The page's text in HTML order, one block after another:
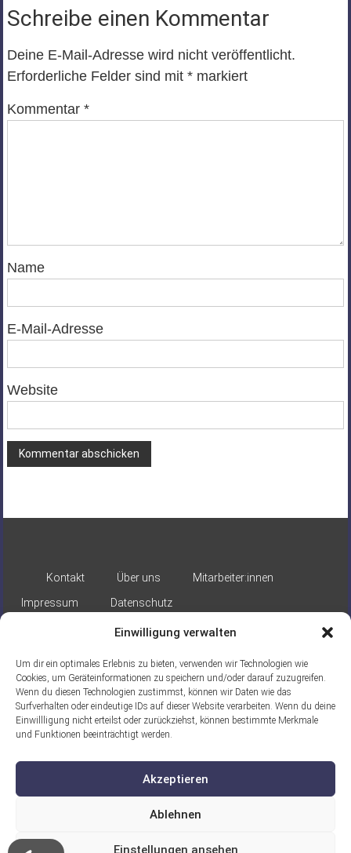
Einwilligung verwalten
Um dir ein optimales Erlebnis zu bieten, verwenden wir Technologien wie
Cookies, um Geräteinformationen zu speichern und/oder darauf zuzugreifen.
Wenn du diesen Technologien zustimmst, können wir Daten wie das
Surfverhalten oder eindeutige IDs auf dieser Website verarbeiten. Wenn du deine
Einwillligung nicht erteilst oder zurückziehst, können bestimmte Merkmale
und Funktionen beeinträchtigt werden.
Akzeptieren
Ablehnen
Einstellungen ansehen
Schreibe einen Kommentar
Deine E-Mail-Adresse wird nicht veröffentlicht.
Erforderliche Felder sind mit *markiert
Kommentar *
Name
E-Mail-Adresse
Website
Kontakt Über uns
Mitarbeiter:innen
Impressum
Datenschutz
Gefördert durch:
Ein Projekt der ASB Seelische